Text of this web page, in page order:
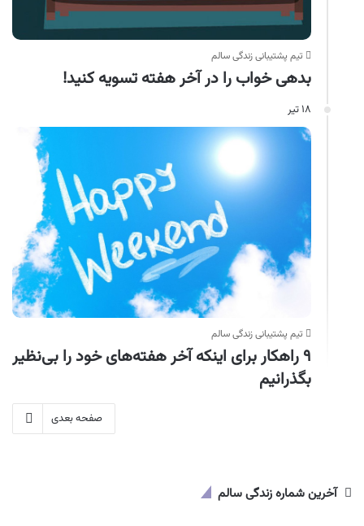
تیم پشتیبانی زندگی سالم
بدهی خواب را در آخر هفته تسویه کنید!
۱۸ تیر
تیم پشتیبانی زندگی سالم
۹ راهکار برای اینکه آخر هفته‌های خود را بی‌نظیر
بگذرانیم
صفحه بعدی
آخرین شماره زندگی سالم